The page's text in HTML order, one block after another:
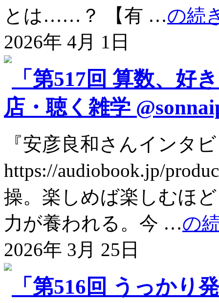
とは……？ 【有 …の続
2026年 4月 1日
「第517回 算数、好
店・聴く雑学
『安彦良和さんインタ
https://audiobook.jp/
操。楽しめば楽しむほ
力が養われる。今 …の
2026年 3月 25日
「第516回 うっかり